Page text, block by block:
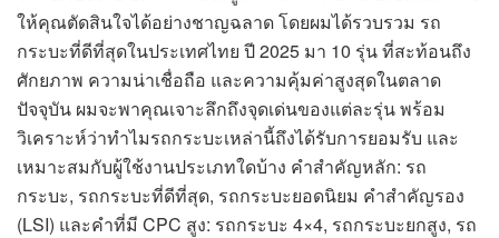
ให้คุณตัดสินใจได้อย่างชาญฉลาด โดยผมได้รวบรวม รถ
กระบะที่ดีที่สุดในประเทศไทย ปี 2025 มา 10 รุ่น ที่สะท้อนถึง
ศักยภาพ ความน่าเชื่อถือ และความคุ้มค่าสูงสุดในตลาด
ปัจจุบัน ผมจะพาคุณเจาะลึกถึงจุดเด่นของแต่ละรุ่น พร้อม
วิเคราะห์ว่าทำไมรถกระบะเหล่านี้ถึงได้รับการยอมรับ และ
เหมาะสมกับผู้ใช้งานประเภทใดบ้าง คำสำคัญหลัก: รถ
กระบะ, รถกระบะที่ดีที่สุด, รถกระบะยอดนิยม คำสำคัญรอง
(LSI) และคำที่มี CPC สูง: รถกระบะ 4×4, รถกระบะยกสูง, รถ